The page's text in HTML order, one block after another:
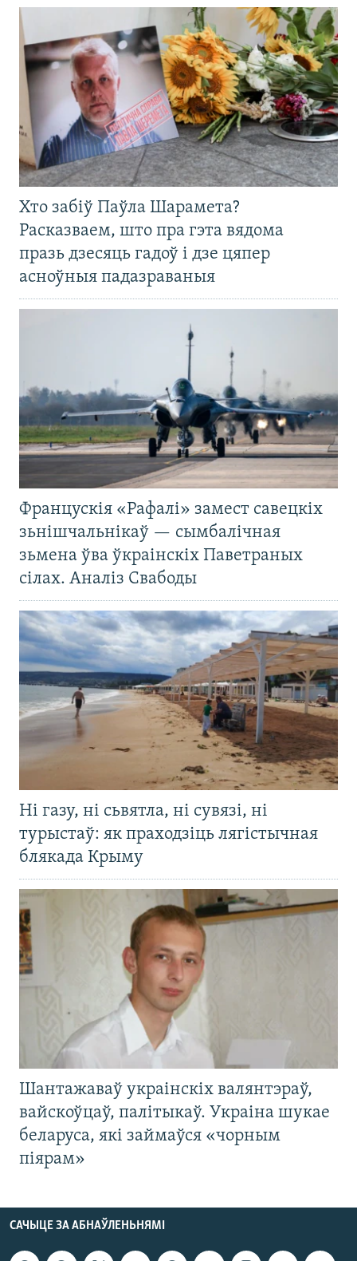
Хто забіў Паўла Шарамета?
Расказваем, што пра гэта вядома
празь дзесяць гадоў і дзе цяпер
асноўныя падазраваныя
Францускія «Рафалі» замест савецкіх
зьнішчальнікаў — сымбалічная
зьмена ўва ўкраінскіх Паветраных
сілах. Аналіз Свабоды
Ні газу, ні сьвятла, ні сувязі, ні
турыстаў: як праходзіць лягістычная
блякада Крыму
Шантажаваў украінскіх валянтэраў,
вайскоўцаў, палітыкаў. Украіна шукае
беларуса, які займаўся «чорным
піярам»
САЧЫЦЕ ЗА АБНАЎЛЕНЬНЯМІ